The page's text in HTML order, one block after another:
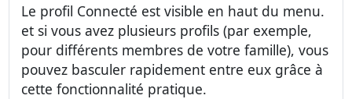
Le profil Connecté est visible en haut du menu.
et si vous avez plusieurs profils (par exemple,
pour différents membres de votre famille), vous
pouvez basculer rapidement entre eux grâce à
cette fonctionnalité pratique.